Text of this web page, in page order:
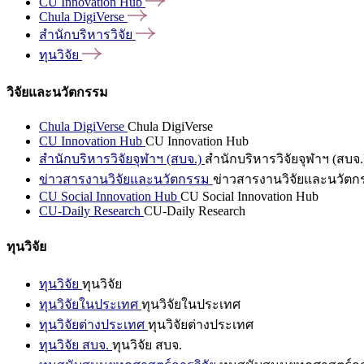
Chula DigiVerse
สำนักบริหารวิจัย
ทุนวิจัย
วิจัยและนวัตกรรม
Chula DigiVerse Chula DigiVerse
CU Innovation Hub CU Innovation Hub
สำนักบริหารวิจัยจุฬาฯ (สบจ.) สำนักบริหารวิจัยจุฬาฯ (สบจ
ข่าวสารงานวิจัยและนวัตกรรม ข่าวสารงานวิจัยและนวัตก
CU Social Innovation Hub CU Social Innovation Hub
CU-Daily Research CU-Daily Research
ทุนวิจัย
ทุนวิจัย ทุนวิจัย
ทุนวิจัยในประเทศ ทุนวิจัยในประเทศ
ทุนวิจัยต่างประเทศ ทุนวิจัยต่างประเทศ
ทุนวิจัย สบจ. ทุนวิจัย สบจ.